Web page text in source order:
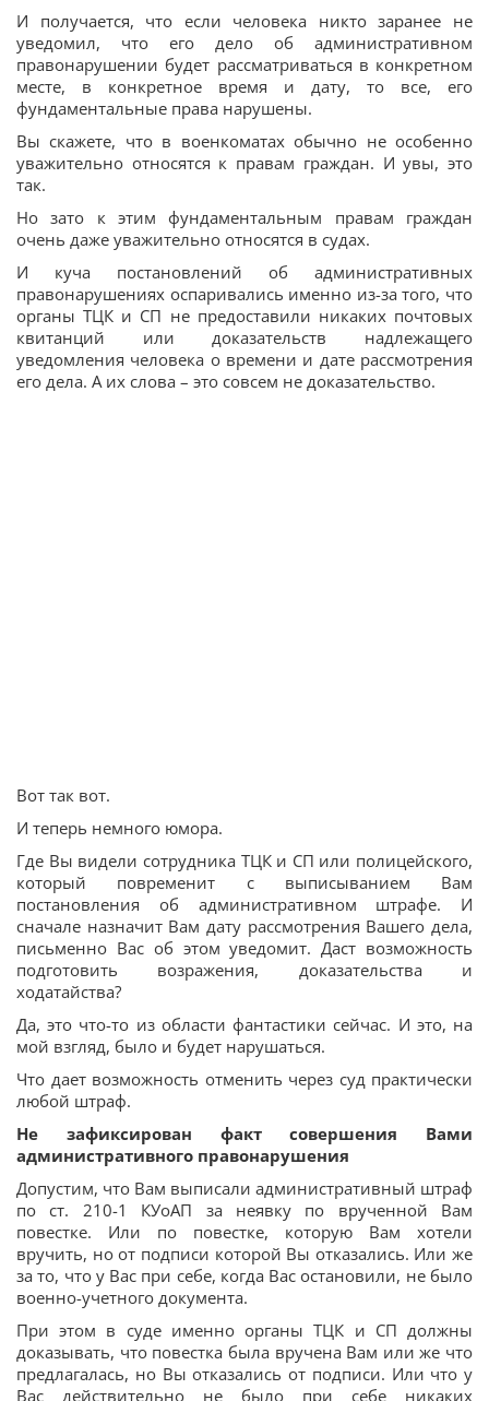
И получается, что если человека никто заранее не
уведомил, что его дело об административном
правонарушении будет рассматриваться в конкретном
месте, в конкретное время и дату, то все, его
фундаментальные права нарушены.
Вы скажете, что в военкоматах обычно не особенно
уважительно относятся к правам граждан. И увы, это
так.
Но зато к этим фундаментальным правам граждан
очень даже уважительно относятся в судах.
И куча постановлений об административных
правонарушениях оспаривались именно из-за того, что
органы ТЦК и СП не предоставили никаких почтовых
квитанций или доказательств надлежащего
уведомления человека о времени и дате рассмотрения
его дела. А их слова – это совсем не доказательство.
Вот так вот.
И теперь немного юмора.
Где Вы видели сотрудника ТЦК и СП или полицейского,
который повременит с выписыванием Вам
постановления об административном штрафе. И
сначале назначит Вам дату рассмотрения Вашего дела,
письменно Вас об этом уведомит. Даст возможность
подготовить возражения, доказательства и
ходатайства?
Да, это что-то из области фантастики сейчас. И это, на
мой взгляд, было и будет нарушаться.
Что дает возможность отменить через суд практически
любой штраф.
Не зафиксирован факт совершения Вами
административного правонарушения
Допустим, что Вам выписали административный штраф
по ст. 210-1 КУоАП за неявку по врученной Вам
повестке. Или по повестке, которую Вам хотели
вручить, но от подписи которой Вы отказались. Или же
за то, что у Вас при себе, когда Вас остановили, не было
военно-учетного документа.
При этом в суде именно органы ТЦК и СП должны
доказывать, что повестка была вручена Вам или же что
предлагалась, но Вы отказались от подписи. Или что у
Вас действительно не было при себе никаких